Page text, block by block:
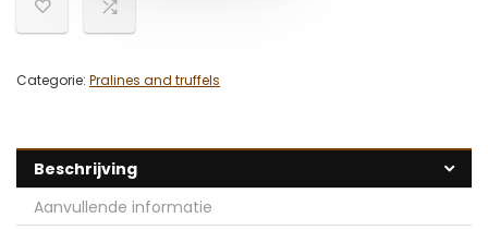
Categorie: Pralines and truffels
Beschrijving
Aanvullende informatie